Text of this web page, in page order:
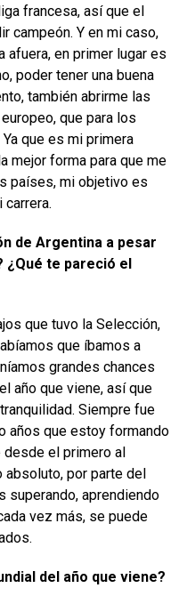
francesa, así que el
campeón. Y en mi caso,
afuera, en primer lugar es
poder tener una buena
también abrirme las
que para los
que es mi primera
mejor forma para que me
países, mi objetivo es
carrera.
de Argentina a pesar
¿Qué te pareció el
que tuvo la Selección,
que íbamos a
grandes chances
año que viene, así que
Siempre fue
años que estoy formando
desde el primero al
por parte del
superando, aprendiendo
vez más, se puede
del año que viene?